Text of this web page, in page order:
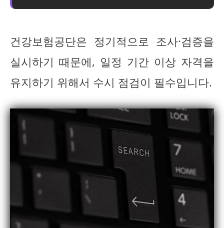
건강보험공단은 정기적으로 조사·검증을
실시하기 때문에, 일정 기간 이상 자격을
유지하기 위해서 수시 점검이 필수입니다.